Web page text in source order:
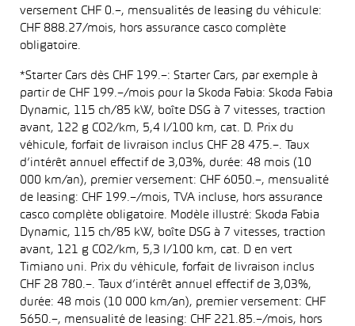
versement CHF 0.–, mensualités de leasing du véhicule:
CHF 888.27/mois, hors assurance casco complète
obligatoire.
*Starter Cars dès CHF 199.–: Starter Cars, par exemple à
partir de CHF 199.–/mois pour la Skoda Fabia: Skoda Fabia
Dynamic, 115 ch/85 kW, boîte DSG à 7 vitesses, traction
avant, 122 g CO2/km, 5,4 l/100 km, cat. D. Prix du
véhicule, forfait de livraison inclus CHF 28 475.–. Taux
d’intérêt annuel effectif de 3,03%, durée: 48 mois (10
000 km/an), premier versement: CHF 6050.–, mensualité
de leasing: CHF 199.–/mois, TVA incluse, hors assurance
casco complète obligatoire. Modèle illustré: Skoda Fabia
Dynamic, 115 ch/85 kW, boîte DSG à 7 vitesses, traction
avant, 121 g CO2/km, 5,3 l/100 km, cat. D en vert
Timiano uni. Prix du véhicule, forfait de livraison inclus
CHF 28 780.–. Taux d’intérêt annuel effectif de 3,03%,
durée: 48 mois (10 000 km/an), premier versement: CHF
5650.–, mensualité de leasing: CHF 221.85.–/mois, hors